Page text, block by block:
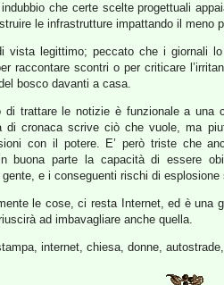
che certe scelte progettuali
le infrastrutture impattando il meno
vista legittimo; peccato che i giornali
raccontare scontri o per criticare
bosco davanti a casa.
di trattare le notizie è funzionale a
di cronaca scrive ciò che vuole, ma
con il potere. E’ però triste che
buona parte la capacità di essere
e i conseguenti rischi di esplosione
le cose, ci resta Internet, ed è una
ad imbavagliare anche quella.
internet, chiesa, donne,